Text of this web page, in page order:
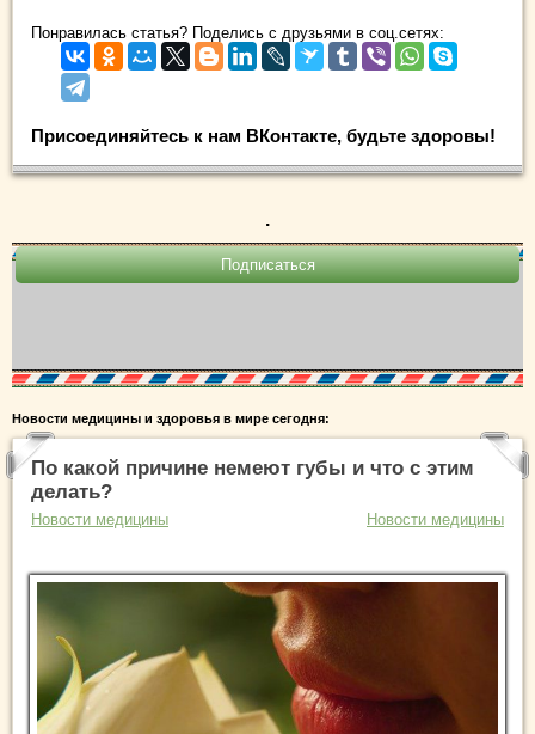
Понравилась статья? Поделись с друзьями в соц.сетях:
Присоединяйтесь к нам ВКонтакте, будьте здоровы!
.
Новости медицины и здоровья в мире сегодня:
По какой причине немеют губы и что с этим
делать?
Новости медицины Новости медицины